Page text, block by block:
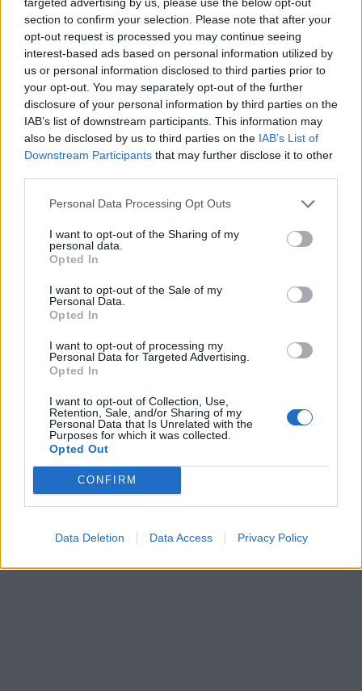
section to confirm your selection. Please note that after your
opt-out request is processed you may continue seeing
interest-based ads based on personal information utilized by
us or personal information disclosed to third parties prior to
your opt-out. You may separately opt-out of the further
disclosure of your personal information by third parties on the
IAB’s list of downstream participants. This information may
also be disclosed by us to third parties on the IAB’s List of
Downstream Participants that may further disclose it to other
Personal Data Processing Opt Outs
I want to opt-out of the Sharing of my
personal data.
Opted In
I want to opt-out of the Sale of my
Personal Data.
Opted In
I want to opt-out of processing my
Personal Data for Targeted Advertising.
Opted In
I want to opt-out of Collection, Use,
Retention, Sale, and/or Sharing of my
Personal Data that Is Unrelated with the
Purposes for which it was collected.
Opted Out
CONFIRM
Data Deletion Data Access Privacy Policy
jeszcze jakoś naprawić, być może korzystając z
kolejnego pomysłu Alcesta.
– No mów!
– Przyjdź do mnie jutro w południe! Zrobimy
eksperyment.
ten eksperyment będzie dotyczył? Powiedz mi,
żebym mógł się jakoś do niego przygotować.
na jego twarzy wykwitł szelmowski uśmiech.
– Sprawdzimy to, jak długo człowiek jest w
stanie siedzieć! Do jutra!